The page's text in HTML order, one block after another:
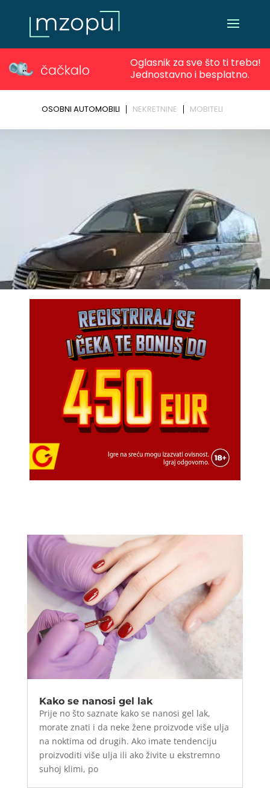
Kako se nanosi gel lak
Prije no što saznate kako se nanosi gel lak,
morate znati i da neke žene proizvode više ulja
na noktima od drugih. Ako imate tendenciju
proizvoditi više ulja ili ako živite u ekstremno
suhoj klimi, po